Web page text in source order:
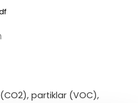
partiklar (VOC),